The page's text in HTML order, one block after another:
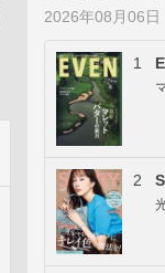
2026年08月06日
1
2